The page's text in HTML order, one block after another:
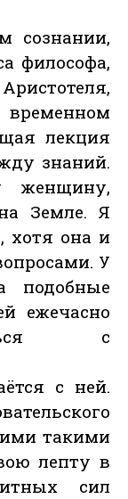
сознании,
философа,
лекция
знаний.
женщину,
Земле. Я
хотя она и
У
подобные
ежечасно
с
с ней.
такими
лепту в
сил